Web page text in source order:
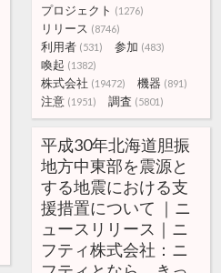
プロジェクト (1276)
リリース (8746)
利用者 (531) 参加 (483)
喚起 (1382)
株式会社 (19472) 機器 (891)
注意 (1951) 調査 (5801)
平成30年北海道胆振
地方中東部を震源と
する地震における支
援措置について ｜ニ
ュースリリース｜ニ
フティ株式会社：ニ